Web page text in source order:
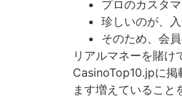
プロのカスタ
珍しいのが、
そのため、会
リアルマネーを賭け
CasinoTop10.jpに掲
ます増えているこ